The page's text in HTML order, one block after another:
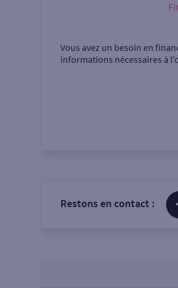
Vous avez un besoin en
informations nécessaires à
Restons en contact :